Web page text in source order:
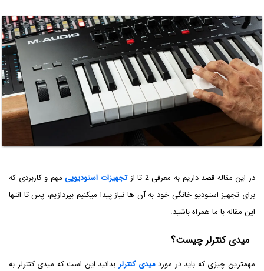
در این مقاله قصد داریم به معرفی 2 تا از تجهیزات استودیوییمهم و کاربردی که
برای تجهیز استودیو خانگی خود به آن ها نیاز پیدا میکنیم بپردازیم، پس تا انتها
این مقاله با ما همراه باشید.
میدی کنترلر چیست؟
مهمترین چیزی که باید در موردمیدی کنترلر بدانید این است که میدی کنترلر به